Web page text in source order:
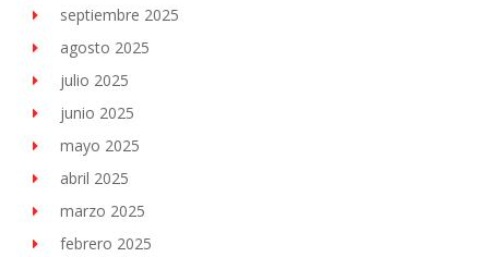
septiembre 2025
agosto 2025
julio 2025
junio 2025
mayo 2025
abril 2025
marzo 2025
febrero 2025